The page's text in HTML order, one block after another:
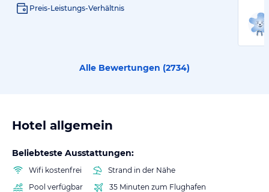
Preis-Leistungs-Verhältnis
Alle Bewertungen (2734)
Hotel allgemein
Beliebteste Ausstattungen:
Wifi kostenfrei
Strand in der Nähe
Pool verfügbar
35 Minuten zum Flughafen